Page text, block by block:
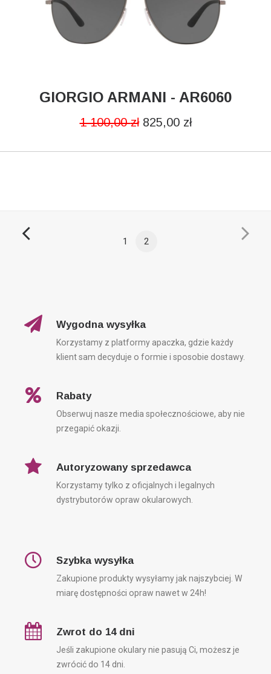
DODAJ DO KOSZYKA
GIORGIO ARMANI - AR6060
1 100,00zł 825,00 zł
1 2
Wygodna wysyłka
Korzystamy z platformy apaczka, gdzie każdy
klient sam decyduje o formie i sposobie dostawy.
Rabaty
Obserwuj nasze media społecznościowe, aby nie
przegapić okazji.
Autoryzowany sprzedawca
Korzystamy tylko z oficjalnych i legalnych
dystrybutorów opraw okularowych.
Szybka wysyłka
Zakupione produkty wysyłamy jak najszybciej. W
miarę dostępności opraw nawet w 24h!
Zwrot do 14 dni
Jeśli zakupione okulary nie pasują Ci, możesz je
zwrócić do 14 dni.